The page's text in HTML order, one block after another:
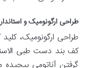
طراحی ارگونومیک و
طراحی ارگونومیک،
کف بند دست طبی
گرفتن آناتومی